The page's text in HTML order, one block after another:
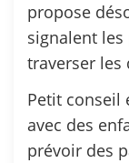
propose
signalent
traverser
Petit conseil
avec des
prévoir des